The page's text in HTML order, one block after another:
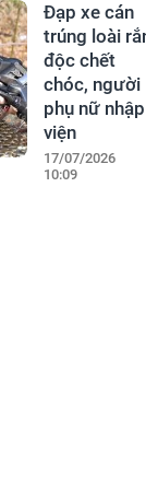
Đạp xe cán
trúng loài
độc chết
chóc, người
phụ nữ nhập
viện
17/07/2026
10:09